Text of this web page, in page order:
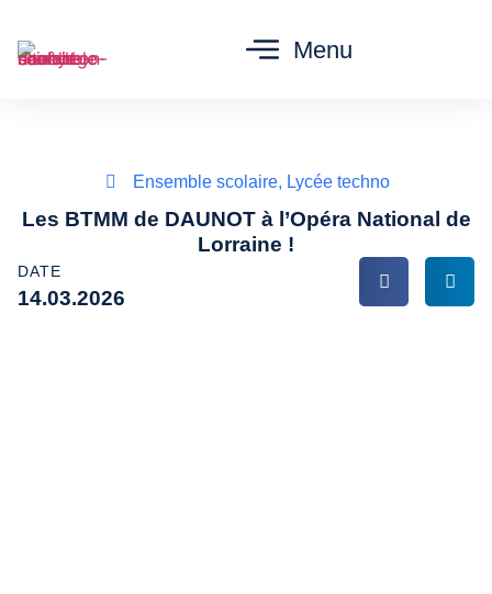
Menu
Ensemble scolaire, Lycée techno
Les BTMM de DAUNOT à l’Opéra National de
Lorraine !
DATE
14.03.2026